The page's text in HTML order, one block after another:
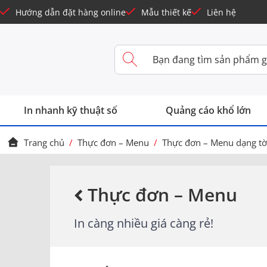
Hướng dẫn đặt hàng online Mẫu thiết kế Liên hệ
In nhanh kỹ thuật số Quảng cáo khổ lớn
Trang chủ / Thực đơn – Menu / Thực đơn – Menu dạng tờ
Thực đơn – Menu
In càng nhiều giá càng rẻ!